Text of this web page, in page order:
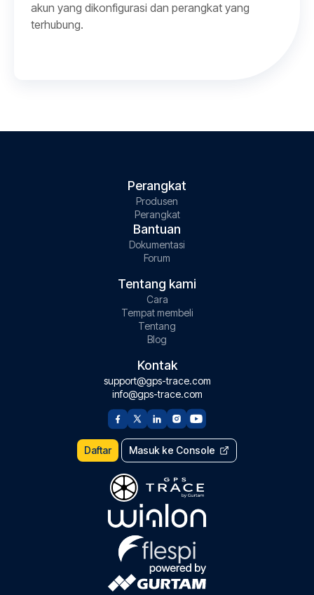
akun yang dikonfigurasi dan perangkat yang
terhubung.
Perangkat
Produsen
Perangkat
Bantuan
Dokumentasi
Forum
Tentang kami
Cara
Tempat membeli
Tentang
Blog
Kontak
support@gps-trace.com
info@gps-trace.com
Daftar Masuk ke Console